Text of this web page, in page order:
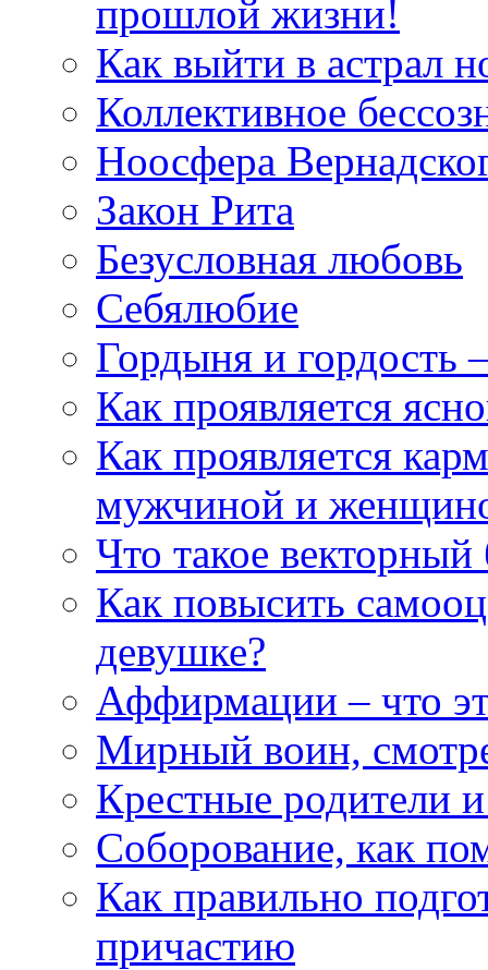
прошлой жизни!
Как выйти в астрал
Коллективное
Ноосфера
Закон Рита
Безусловная любовь
Себялюбие
Гордыня и гордость
Как проявляется
Как проявляется
мужчиной и
Что такое векторный
Как повысить
девушке?
Аффирмации – что
Мирный воин,
Крестные родители
Соборование, как
Как правильно
причастию